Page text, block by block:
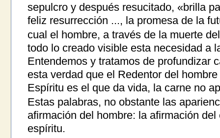
sepulcro y después resucitado, «brilla
feliz resurrección ..., la promesa de la
cual el hombre, a través de la muerte
todo lo creado visible esta necesidad a
Entendemos y tratamos de profundizar
esta verdad que el Redentor del
Espíritu es el que da vida, la carne no
Estas palabras, no obstante las
afirmación del hombre: la afirmación
espíritu.